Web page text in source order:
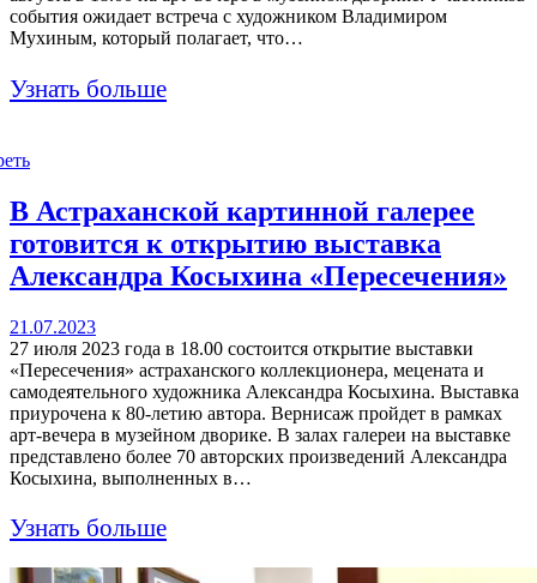
события ожидает встреча с художником Владимиром
Мухиным, который полагает, что…
Узнать больше
В Астраханской картинной галерее
готовится к открытию выставка
Александра Косыхина «Пересечения»
21.07.2023
27 июля 2023 года в 18.00 состоится открытие выставки
«Пересечения» астраханского коллекционера, мецената и
самодеятельного художника Александра Косыхина. Выставка
приурочена к 80-летию автора. Вернисаж пройдет в рамках
арт-вечера в музейном дворике. В залах галереи на выставке
представлено более 70 авторских произведений Александра
Косыхина, выполненных в…
Узнать больше